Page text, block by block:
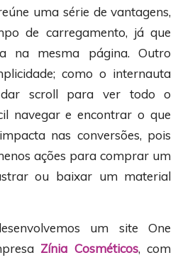
uma série de vantagens,
de carregamento, já que
na mesma página. Outro
como o internauta
dar scroll para ver todo o
navegar e encontrar o que
nas conversões, pois
ações para comprar um
ou baixar um material
um site One
Zínia Cosméticos, com